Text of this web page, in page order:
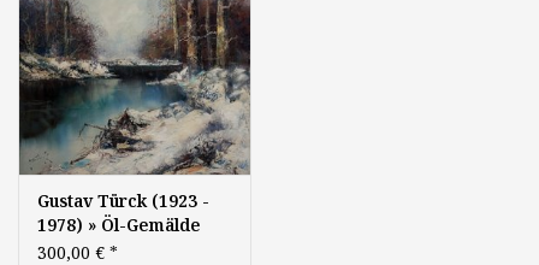
Gustav Türck (1923 -
1978) » Öl-Gemälde
Spätimpressionismus
300,00 € *